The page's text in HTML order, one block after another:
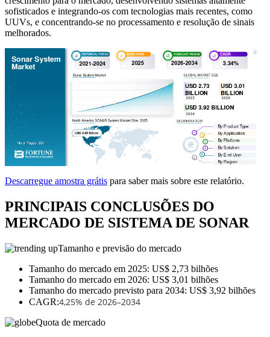
sofisticados e integrando-os com tecnologias mais recentes, como
UUVs, e concentrando-se no processamento e resolução de sinais
melhorados.
Descarregue amostra grátis para saber mais sobre este relatório.
PRINCIPAIS CONCLUSÕES DO
MERCADO DE SISTEMA DE SONAR
Tamanho e previsão do mercado
Tamanho do mercado em 2025: US$ 2,73 bilhões
Tamanho do mercado em 2026: US$ 3,01 bilhões
Tamanho do mercado previsto para 2034: US$ 3,92 bilhões
CAGR:4,25% de 2026–2034
Quota de mercado